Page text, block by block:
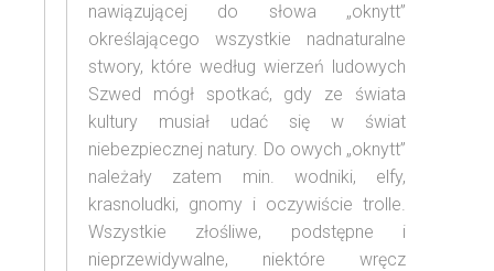
nawiązującej do słowa „oknytt”
określającego wszystkie nadnaturalne
stwory, które według wierzeń ludowych
Szwed mógł spotkać, gdy ze świata
kultury musiał udać się w świat
niebezpiecznej natury. Do owych „oknytt”
należały zatem min. wodniki, elfy,
krasnoludki, gnomy i oczywiście trolle.
Wszystkie złośliwe, podstępne i
nieprzewidywalne, niektóre wręcz